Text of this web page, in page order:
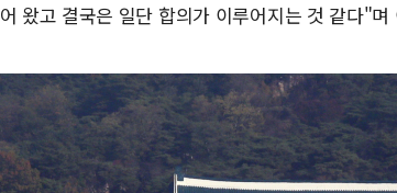
왔고 결국은 일단 합의가 이루어지는 것 같다"며